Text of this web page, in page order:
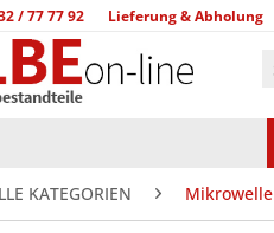
/ 77 77 92 Lieferung & Abholung
KATEGORIEN Mikrowelle